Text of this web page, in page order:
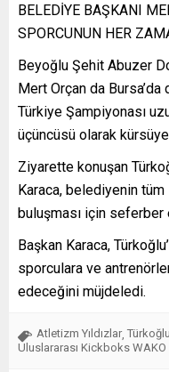
BELEDİYE BAŞKANI
SPORCUNUN HER
Beyoğlu Şehit Abuzer
Mert Orçan da
Türkiye Şampiyonası
üçüncüsü olarak kürsüye
Ziyarette konuşan
Karaca, belediyenin tüm
buluşması için
Başkan Karaca,
sporculara ve
edeceğini müjdeledi.
Atletizm Yıldızlar
Uluslararası Kickboks WAKO